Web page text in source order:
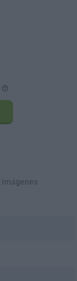
Imágenes